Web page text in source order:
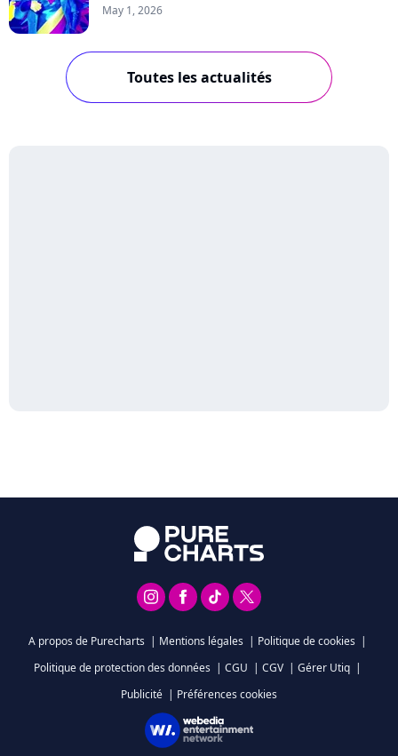
May 1, 2026
Toutes les actualités
A propos de Purecharts | Mentions légales | Politique de cookies |
Politique de protection des données | CGU | CGV | Gérer Utiq |
Publicité | Préférences cookies